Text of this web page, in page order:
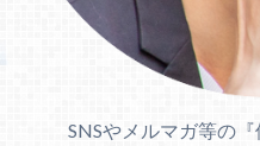
SNSやメルマガ等の